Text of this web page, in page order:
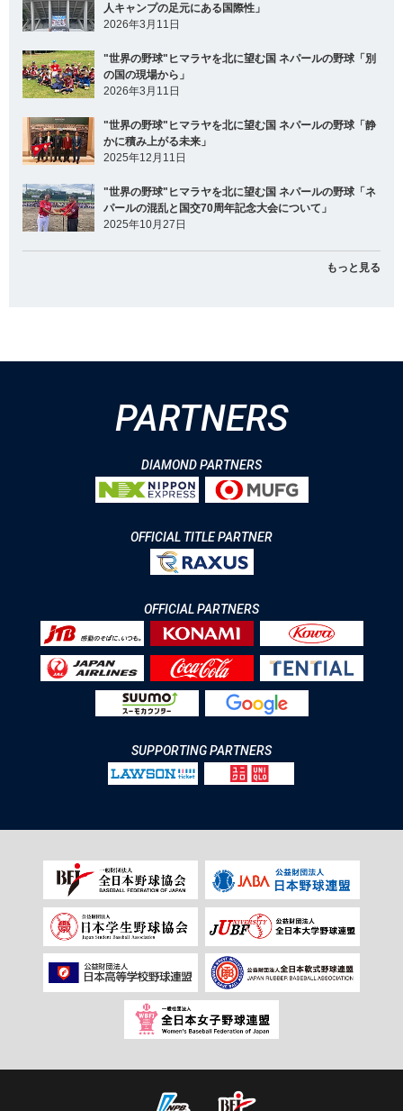
人キャンプの足元にある国際性」
2026年3月11日
"世界の野球"ヒマラヤを北に望む国 ネパールの野球「別
の国の現場から」
2026年3月11日
"世界の野球"ヒマラヤを北に望む国 ネパールの野球「静
かに積み上がる未来」
2025年12月11日
"世界の野球"ヒマラヤを北に望む国 ネパールの野球「ネ
パールの混乱と国交70周年記念大会について」
2025年10月27日
もっと見る
PARTNERS
DIAMOND PARTNERS
OFFICIAL TITLE PARTNER
OFFICIAL PARTNERS
SUPPORTING PARTNERS